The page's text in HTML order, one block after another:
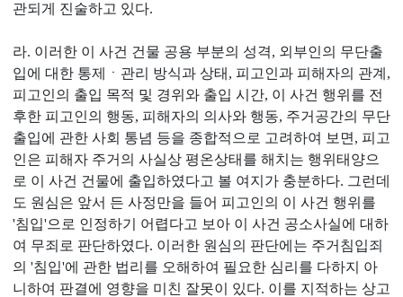
관되게 진술하고 있다.
라. 이러한 이 사건 건물 공용 부분의 성격, 외부인의 무단출
입에 대한 통제ㆍ관리 방식과 상태, 피고인과 피해자의 관계,
피고인의 출입 목적 및 경위와 출입 시간, 이 사건 행위를 전
후한 피고인의 행동, 피해자의 의사와 행동, 주거공간의 무단
출입에 관한 사회 통념 등을 종합적으로 고려하여 보면, 피고
인은 피해자 주거의 사실상 평온상태를 해치는 행위태양으
로 이 사건 건물에 출입하였다고 볼 여지가 충분하다. 그런데
도 원심은 앞서 든 사정만을 들어 피고인의 이 사건 행위를
'침입'으로 인정하기 어렵다고 보아 이 사건 공소사실에 대하
여 무죄로 판단하였다. 이러한 원심의 판단에는 주거침입죄
의 '침입'에 관한 법리를 오해하여 필요한 심리를 다하지 아
니하여 판결에 영향을 미친 잘못이 있다. 이를 지적하는 상고